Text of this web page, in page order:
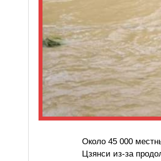
Около 45 000
Цзянси из-за